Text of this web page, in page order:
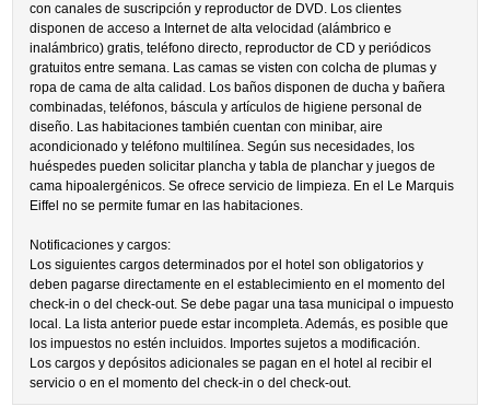
con canales de suscripción y reproductor de DVD. Los clientes
disponen de acceso a Internet de alta velocidad (alámbrico e
inalámbrico) gratis, teléfono directo, reproductor de CD y periódicos
gratuitos entre semana. Las camas se visten con colcha de plumas y
ropa de cama de alta calidad. Los baños disponen de ducha y bañera
combinadas, teléfonos, báscula y artículos de higiene personal de
diseño. Las habitaciones también cuentan con minibar, aire
acondicionado y teléfono multilínea. Según sus necesidades, los
huéspedes pueden solicitar plancha y tabla de planchar y juegos de
cama hipoalergénicos. Se ofrece servicio de limpieza. En el Le Marquis
Eiffel no se permite fumar en las habitaciones.
Notificaciones y cargos:
Los siguientes cargos determinados por el hotel son obligatorios y
deben pagarse directamente en el establecimiento en el momento del
check-in o del check-out. Se debe pagar una tasa municipal o impuesto
local. La lista anterior puede estar incompleta. Además, es posible que
los impuestos no estén incluidos. Importes sujetos a modificación.
Los cargos y depósitos adicionales se pagan en el hotel al recibir el
servicio o en el momento del check-in o del check-out.